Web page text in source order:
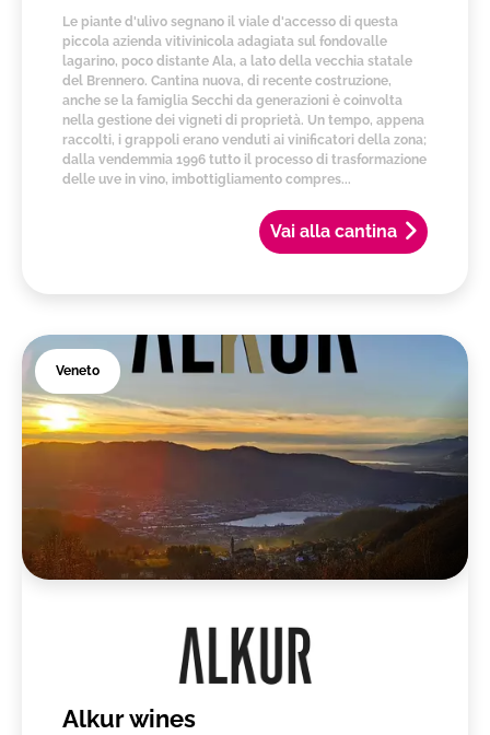
Vai alla cantina
Le piante d'ulivo segnano il viale d'accesso di questa
piccola azienda vitivinicola adagiata sul fondovalle
lagarino, poco distante Ala, a lato della vecchia statale
del Brennero. Cantina nuova, di recente costruzione,
anche se la famiglia Secchi da generazioni è coinvolta
nella gestione dei vigneti di proprietà. Un tempo, appena
raccolti, i grappoli erano venduti ai vinificatori della zona;
dalla vendemmia 1996 tutto il processo di trasformazione
delle uve in vino, imbottigliamento compres...
Veneto
Alkur wines